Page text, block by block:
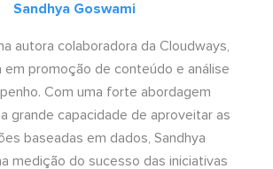
Sandhya Goswami
autora colaboradora da Cloudways,
em promoção de conteúdo e análise
Com uma forte abordagem
grande capacidade de aproveitar as
baseadas em dados, Sandhya
medição do sucesso das iniciativas